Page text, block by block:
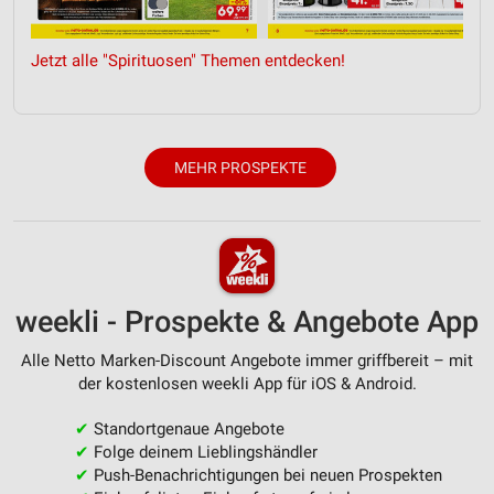
Jetzt alle "Spirituosen" Themen entdecken!
MEHR PROSPEKTE
weekli - Prospekte & Angebote App
Alle Netto Marken-Discount Angebote immer griffbereit – mit
der kostenlosen weekli App für iOS & Android.
✔ Standortgenaue Angebote
✔ Folge deinem Lieblingshändler
✔ Push-Benachrichtigungen bei neuen Prospekten
Entwicklung und Verbesserung der Angebote
Verwendung reduzierter Daten zur Auswahl von
Verwendung genauer Standortdaten
Funktional
Werbung